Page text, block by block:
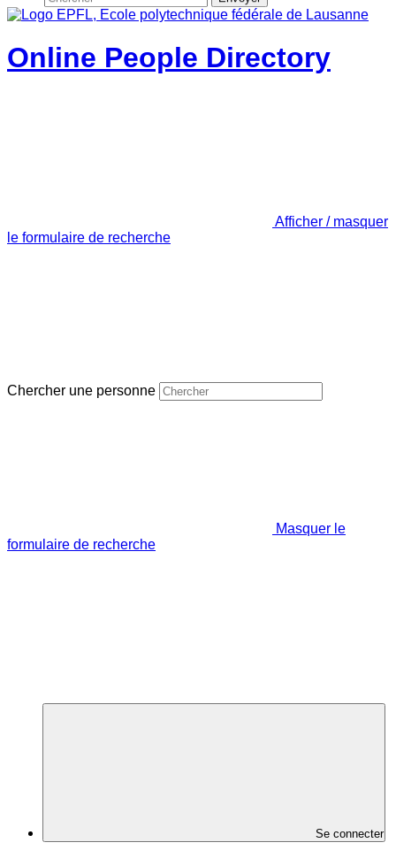
Online People Directory
Afficher / masquer
le formulaire de recherche
Chercher une personne
Masquer le
formulaire de recherche
Se connecter